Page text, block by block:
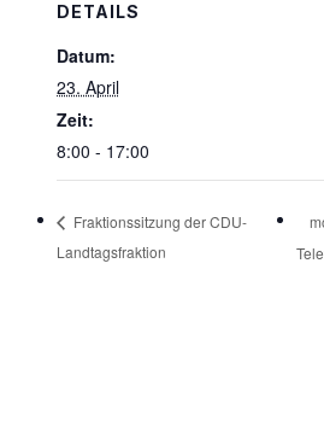
DETAILS
Datum:
23. April
Zeit:
8:00 - 17:00
Fraktionssitzung der CDU-
Landtagsfraktion